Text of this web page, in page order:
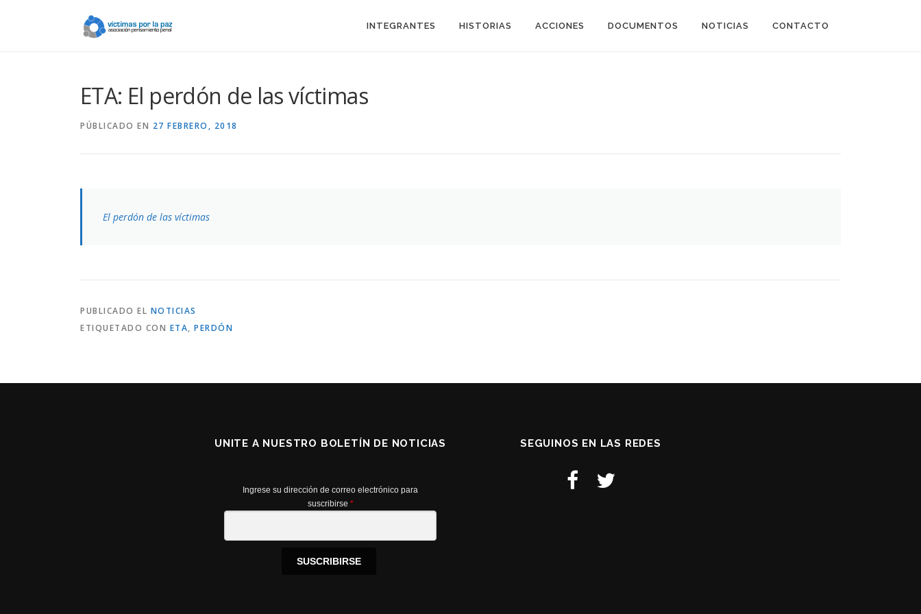
INTEGRANTES HISTORIAS ACCIONES DOCUMENTOS NOTICIAS CONTACTO
ETA: El perdón de las víctimas
PÚBLICADO EN 27 FEBRERO, 2018
El perdón de las víctimas
PUBLICADO EL NOTICIAS
ETIQUETADO CON ETA, PERDÓN
UNITE A NUESTRO BOLETÍN DE NOTICIAS
Ingrese su dirección de correo electrónico para
suscribirse *
SUSCRIBIRSE
SEGUINOS EN LAS REDES